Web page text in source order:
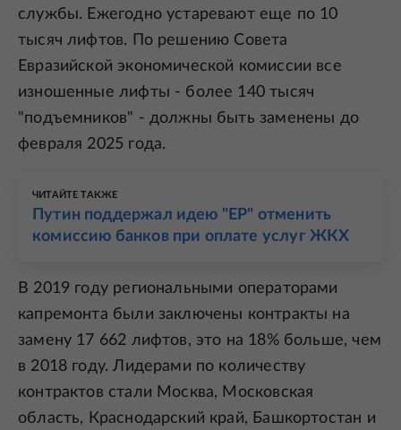
службы. Ежегодно устаревают еще по 10
тысяч лифтов. По решению Совета
Евразийской экономической комиссии все
изношенные лифты - более 140 тысяч
"подъемников" - должны быть заменены до
февраля 2025 года.
ЧИТАЙТЕ ТАКЖЕ
Путин поддержал идею "ЕР" отменить
комиссию банков при оплате услуг ЖКХ
В 2019 году региональными операторами
капремонта были заключены контракты на
замену 17 662 лифтов, это на 18% больше, чем
в 2018 году. Лидерами по количеству
контрактов стали Москва, Московская
область, Краснодарский край, Башкортостан и